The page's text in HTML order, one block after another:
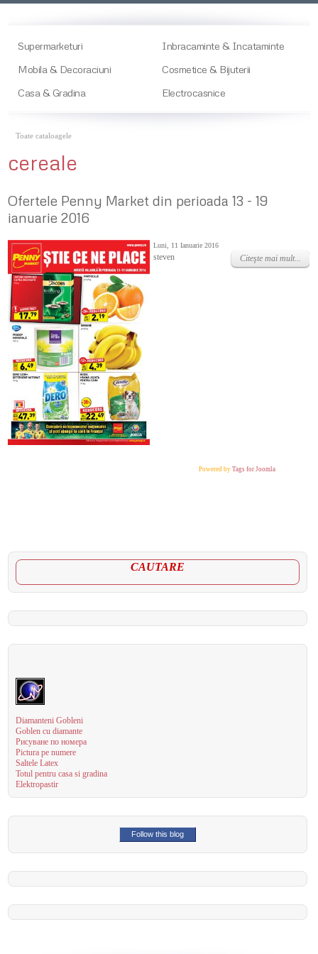
Supermarketuri
Inbracaminte & Incataminte
Mobila & Decoraciuni
Cosmetice & Bijuterii
Casa & Gradina
Electrocasnice
Toate cataloagele
cereale
Ofertele Penny Market din perioada 13 - 19
ianuarie 2016
Luni, 11 Ianuarie 2016
steven Citeşte mai mult...
Powered by Tags for Joomla
CAUTARE
Diamanteni Gobleni
Goblen cu diamante
Рисуване по номера
Pictura pe numere
Saltele Latex
Totul pentru casa si gradina
Elektropastir
Follow this blog